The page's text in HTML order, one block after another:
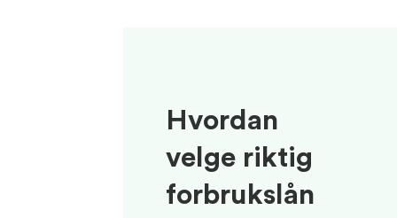
Hvordan
velge riktig
forbrukslån